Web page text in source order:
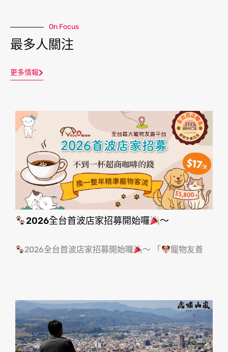
On Focus
最多人關注
更多情報
2026全台首波店家招募開始囉 ～
2026全台首波店家招募開始囉 ～ 「 寵物友善